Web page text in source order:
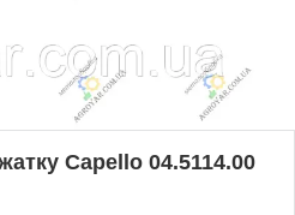
Capello 04.5114.00